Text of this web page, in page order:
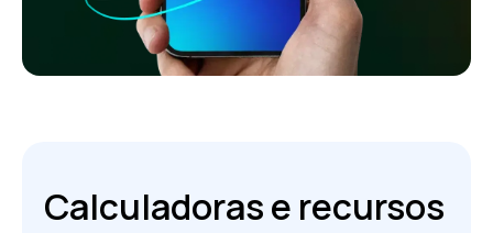
Calculadoras e recursos